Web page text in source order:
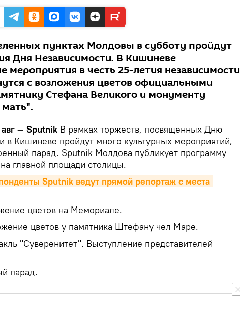
пунктах Молдовы в субботу пройдут
Дня Независимости. В Кишиневе
мероприятия в честь 25-летия независимости
с возложения цветов официальными
Стефана Великого и монументу
— Sputnik В рамках торжеств, посвященных Дню
в Кишиневе пройдут много культурных мероприятий,
парад. Sputnik Молдова публикует программу
главной площади столицы.
Sputnik ведут прямой репортаж с места
цветов на Мемориале.
цветов у памятника Штефану чел Маре.
"Суверенитет". Выступление представителей
парад.